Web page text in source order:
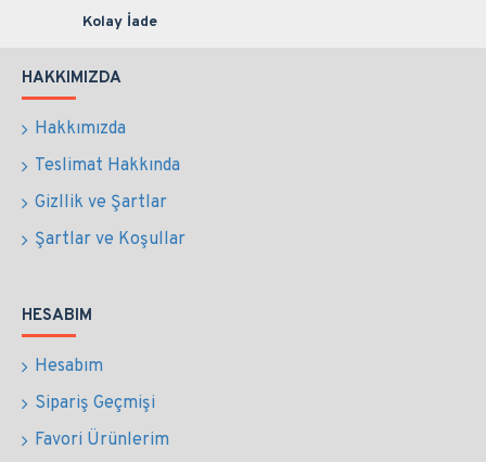
Kolay İade
HAKKIMIZDA
Hakkımızda
Teslimat Hakkında
Gizllik ve Şartlar
Şartlar ve Koşullar
HESABIM
Hesabım
Sipariş Geçmişi
Favori Ürünlerim